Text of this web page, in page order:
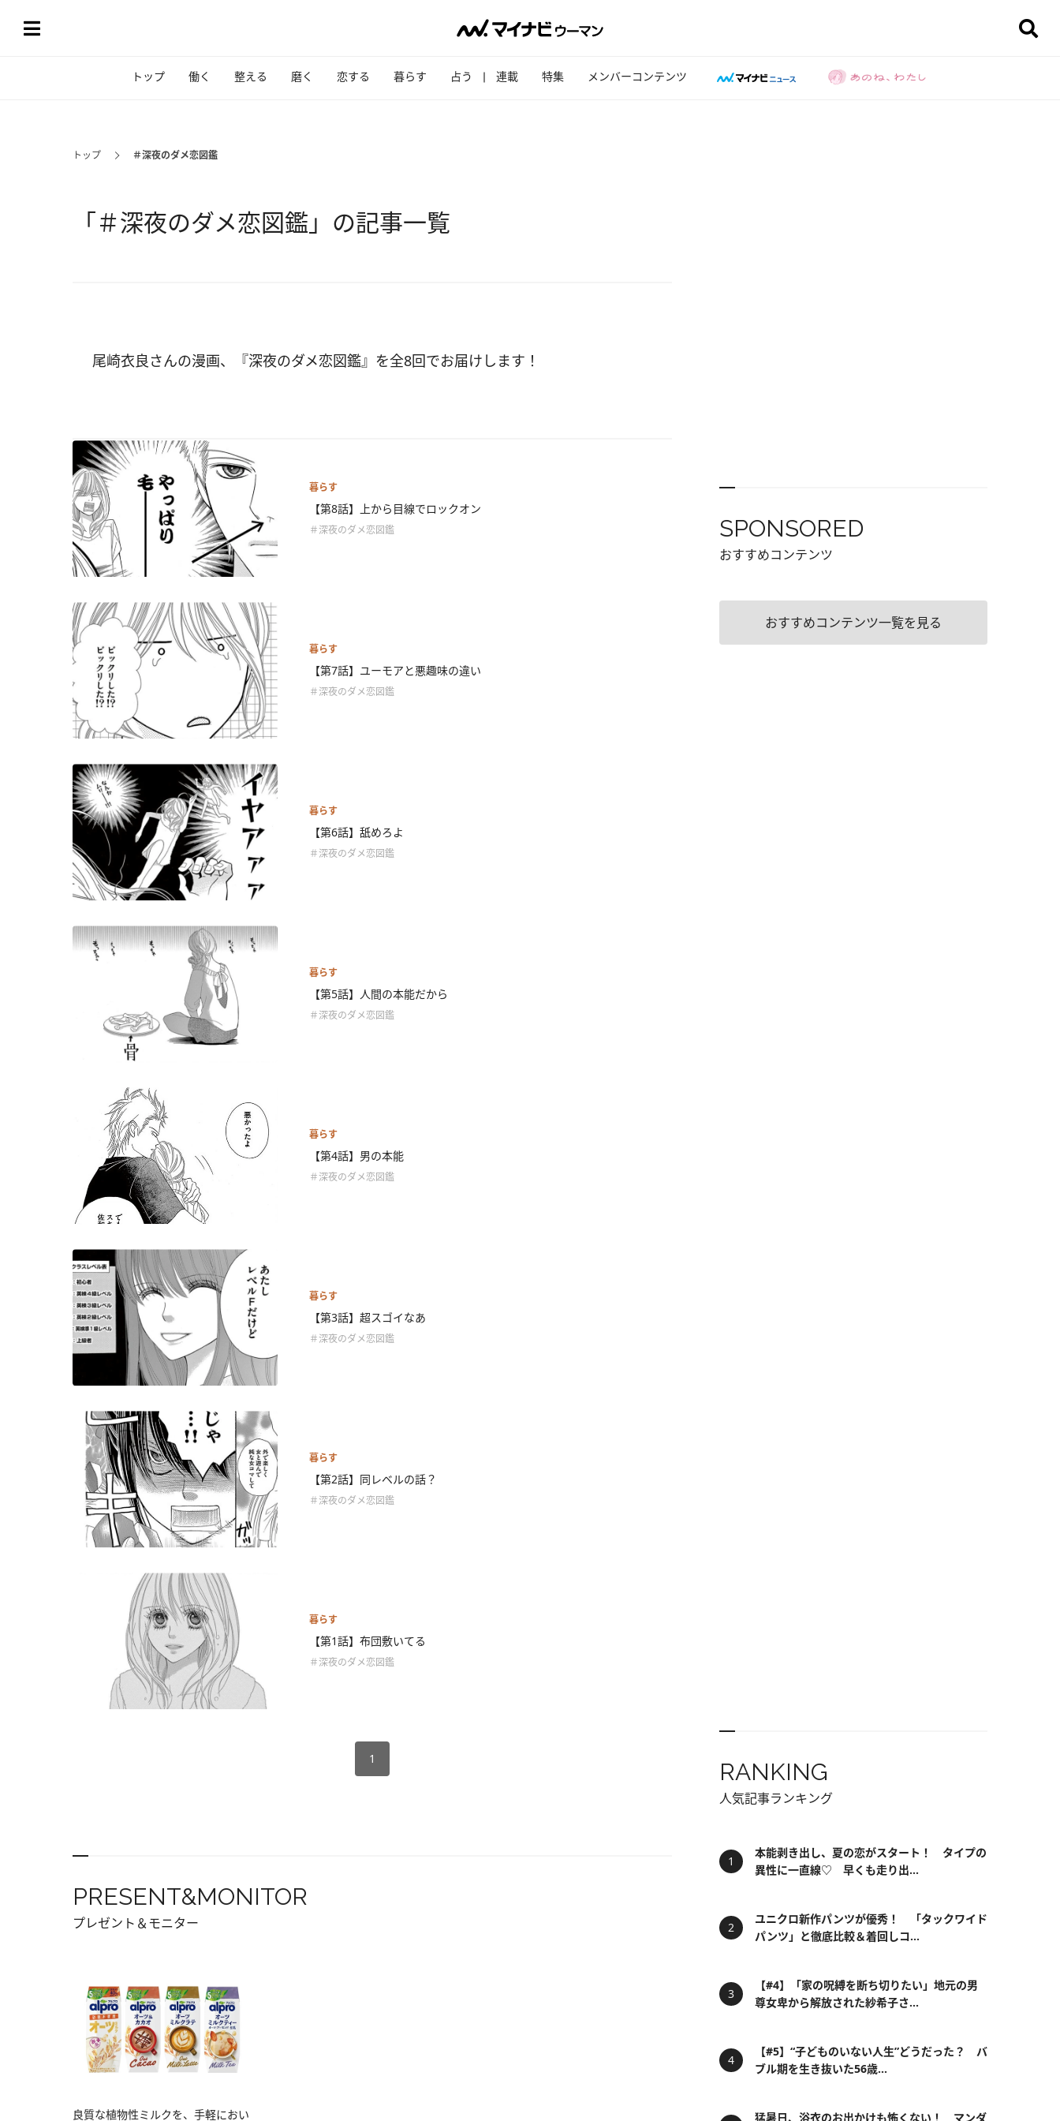
トップ 働く 整える 磨く 恋する 暮らす 占う 連載 特集 メンバーコンテンツ
トップ ＃深夜のダメ恋図鑑
「＃深夜のダメ恋図鑑」の記事一覧
尾崎衣良さんの漫画、『深夜のダメ恋図鑑』を全8回でお届けします！
暮らす
【第8話】上から目線でロックオン
＃深夜のダメ恋図鑑
暮らす
【第7話】ユーモアと悪趣味の違い
＃深夜のダメ恋図鑑
暮らす
【第6話】舐めろよ
＃深夜のダメ恋図鑑
暮らす
【第5話】人間の本能だから
＃深夜のダメ恋図鑑
暮らす
【第4話】男の本能
＃深夜のダメ恋図鑑
暮らす
【第3話】超スゴイなあ
＃深夜のダメ恋図鑑
暮らす
【第2話】同レベルの話？
＃深夜のダメ恋図鑑
暮らす
【第1話】布団敷いてる
＃深夜のダメ恋図鑑
1
PRESENT&MONITOR
プレゼント＆モニター
良質な植物性ミルクを、手軽におい
SPONSORED
おすすめコンテンツ
おすすめコンテンツ一覧を見る
RANKING
人気記事ランキング
本能剥き出し、夏の恋がスタート！ タイプの
異性に一直線♡ 早くも走り出...
ユニクロ新作パンツが優秀！ 「タックワイド
パンツ」と徹底比較＆着回しコ...
【#4】「家の呪縛を断ち切りたい」地元の男
尊女卑から解放された紗希子さ...
【#5】“子どものいない人生”どうだった？ バ
ブル期を生き抜いた56歳...
猛暑日、浴衣のお出かけも怖くない！ マンダ